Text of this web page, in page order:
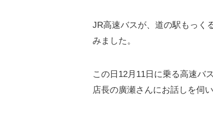
JR高速バスが、道の駅もっく
みました。
この日12月11日に乗る高速バ
店長の廣瀬さんにお話しを伺い